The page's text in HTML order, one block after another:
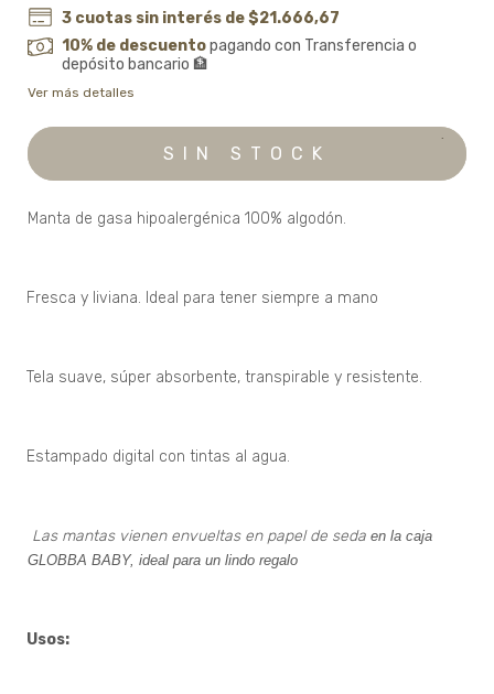
3 cuotas sin interés de$21.666,67
10% de descuentopagando con Transferencia o
depósito bancario 🏦
Ver más detalles
·
Manta de gasa hipoalergénica 100% algodón.
Fresca y liviana. Ideal para tener siempre a mano
Tela suave, súper absorbente, transpirable y resistente.
Estampado digital con tintas al agua.
Las mantas vienen envueltas en papel de seda en la caja
GLOBBA BABY, ideal para un lindo regalo
Usos: